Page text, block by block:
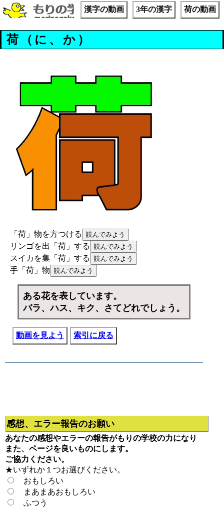
漢字の動画 3年の漢字 荷の動画
荷（に、か）
「荷」物を方つける
リンゴを出「荷」する
スイカを集「荷」する
手「荷」物
ある花を表しています。
バラ、ハス、キク、さてどれでしょう。
動画を見よう 索引に戻る
感想、エラー報告のお願い
あなたの感想やエラーの報告がもりの学校の力になり
また、ページを良いものにします。
ご協力ください。
★いずれか１つお選びください。
おもしろい
まあまあおもしろい
ふつう